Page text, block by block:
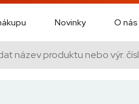
Novinky O nás